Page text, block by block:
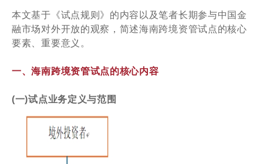
本文基于《试点规则》的内容以及笔者长期参与中国金
融市场对外开放的观察，简述海南跨境资管试点的核心
要素、重要意义。
一、海南跨境资管试点的核心内容
(一)试点业务定义与范围